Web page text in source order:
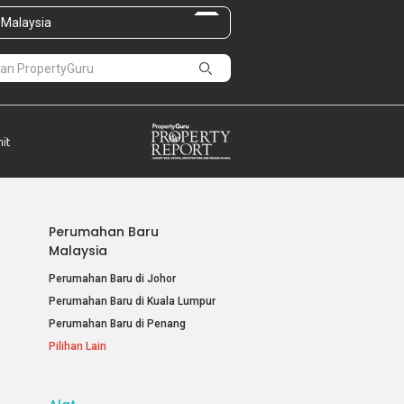
Malaysia
Perumahan Baru
Malaysia
Perumahan Baru di Johor
Perumahan Baru di Kuala Lumpur
Perumahan Baru di Penang
Pilihan Lain